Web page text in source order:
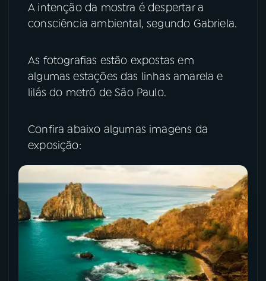
A intenção da mostra é despertar a
consciência ambiental, segundo Gabriela.
As fotografias estão expostas em
algumas estações das linhas amarela e
lilás do metrô de São Paulo.
Confira abaixo algumas imagens da
exposição: